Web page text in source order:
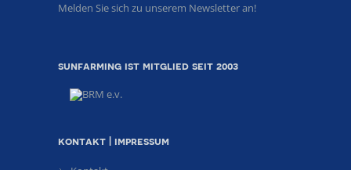
Melden Sie sich zu unserem Newsletter an!
sunfarming ist mitglied seit 2003
kontakt | impressum